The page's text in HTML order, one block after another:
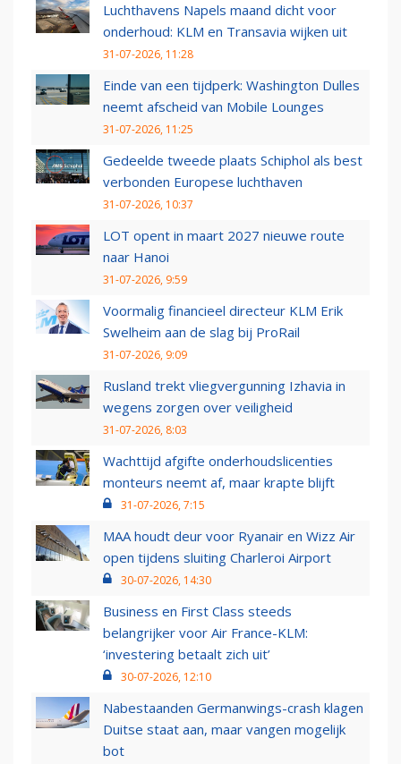
Luchthavens Napels maand dicht voor
onderhoud: KLM en Transavia wijken uit
31-07-2026, 11:28
Einde van een tijdperk: Washington Dulles
neemt afscheid van Mobile Lounges
31-07-2026, 11:25
Gedeelde tweede plaats Schiphol als best
verbonden Europese luchthaven
31-07-2026, 10:37
LOT opent in maart 2027 nieuwe route
naar Hanoi
31-07-2026, 9:59
Voormalig financieel directeur KLM Erik
Swelheim aan de slag bij ProRail
31-07-2026, 9:09
Rusland trekt vliegvergunning Izhavia in
wegens zorgen over veiligheid
31-07-2026, 8:03
Wachttijd afgifte onderhoudslicenties
monteurs neemt af, maar krapte blijft
31-07-2026, 7:15
MAA houdt deur voor Ryanair en Wizz Air
open tijdens sluiting Charleroi Airport
30-07-2026, 14:30
Business en First Class steeds
belangrijker voor Air France-KLM:
‘investering betaalt zich uit’
30-07-2026, 12:10
Nabestaanden Germanwings-crash klagen
Duitse staat aan, maar vangen mogelijk
bot